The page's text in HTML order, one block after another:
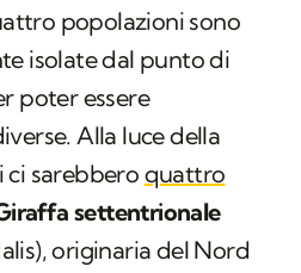
popolazioni sono
isolate dal punto di
poter essere
Alla luce della
ci sarebbero quattro
settentrionale
), originaria del Nord